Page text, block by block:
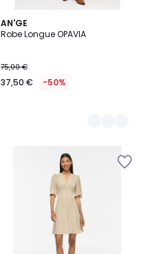
AN'GE
Robe Longue OPAVIA
75,00 €
37,50 € -50%
2
Couleurs